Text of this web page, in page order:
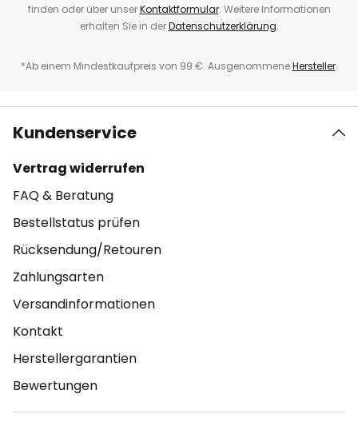
finden oder über unserKontaktformular. Weitere Informationen
erhalten Sie in derDatenschutzerklärung.
*Ab einem Mindestkaufpreis von 99 €. AusgenommeneHersteller.
Kundenservice
Vertrag widerrufen
FAQ & Beratung
Bestellstatus prüfen
Rücksendung/Retouren
Zahlungsarten
Versandinformationen
Kontakt
Herstellergarantien
Bewertungen